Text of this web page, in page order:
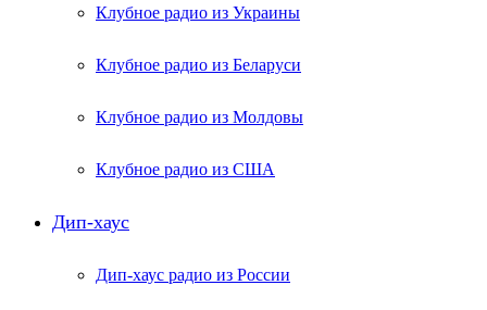
Клубное радио из Украины
Клубное радио из Беларуси
Клубное радио из Молдовы
Клубное радио из США
Дип-хаус
Дип-хаус радио из России